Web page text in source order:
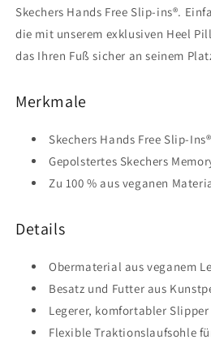
Skechers Hands Free Slip-ins®.
die mit unserem exklusiven Heel
das Ihren Fuß sicher an seinem
Merkmale
Skechers Hands Free Slip-
Gepolstertes Skechers
Zu 100 % aus veganen
Details
Obermaterial aus veganem
Besatz und Futter aus
Legerer, komfortabler
Flexible Traktionslaufsohle